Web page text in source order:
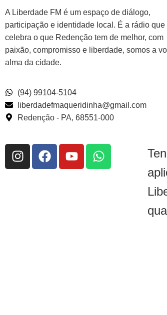
A Liberdade FM é um espaço de diálogo,
participação e identidade local. É a rádio que
celebra o que Redenção tem de melhor, com
paixão, compromisso e liberdade, somos a
alma da cidade.
(94) 99104-5104
liberdadefmaqueridinha@gmail.com
Redenção - PA, 68551-000